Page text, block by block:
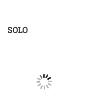
El potro: Lo mejor del amor